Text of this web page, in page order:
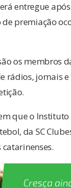
entregue
de premiação
os membros
rádios, jornais
em que o
da SC